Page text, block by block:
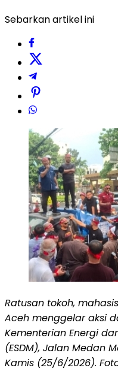
Sebarkan artikel ini
Ratusan tokoh,
Aceh menggelar aksi
Kementerian Energi
(ESDM), Jalan Medan
Kamis (25/6/2026).